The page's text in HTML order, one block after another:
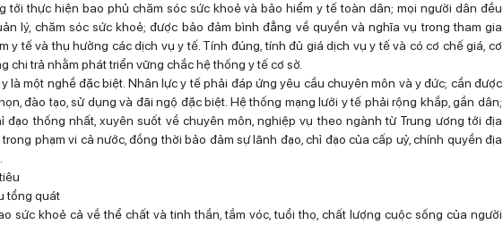
tới thực hiện bao phủ chăm sóc sức khoẻ và bảo hiểm y tế toàn dân; mọi người dân đều
lý, chăm sóc sức khoẻ; được bảo đảm bình đẳng về quyền và nghĩa vụ trong tham gia
y tế và thụ hưởng các dịch vụ y tế. Tính đúng, tính đủ giá dịch vụ y tế và có cơ chế giá, cơ
chi trả nhằm phát triển vững chắc hệ thống y tế cơ sở.
là một nghề đặc biệt. Nhân lực y tế phải đáp ứng yêu cầu chuyên môn và y đức; cần được
đào tạo, sử dụng và đãi ngộ đặc biệt. Hệ thống mạng lưới y tế phải rộng khắp, gần dân;
đạo thống nhất, xuyên suốt về chuyên môn, nghiệp vụ theo ngành từ Trung ương tới địa
phạm vi cả nước, đồng thời bảo đảm sự lãnh đạo, chỉ đạo của cấp uỷ, chính quyền địa
tổng quát
sức khoẻ cả về thể chất và tinh thần, tầm vóc, tuổi thọ, chất lượng cuộc sống của người